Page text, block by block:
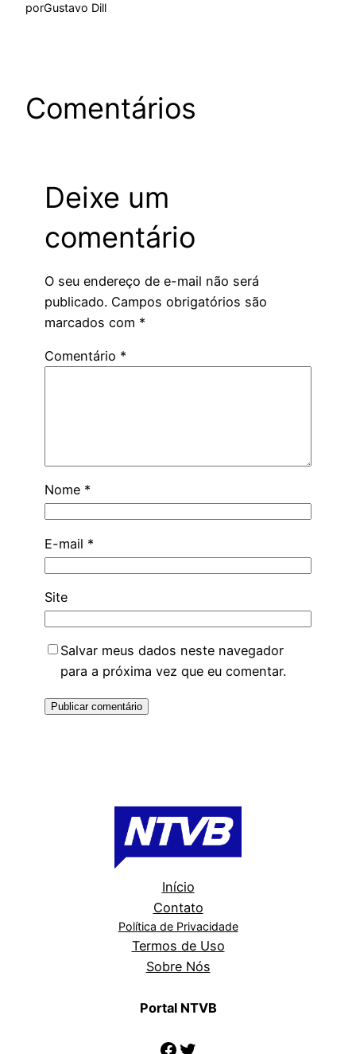
porGustavo Dill
Comentários
Deixe um
comentário
O seu endereço de e-mail não será
publicado. Campos obrigatórios são
marcados com *
Comentário *
Nome *
E-mail *
Site
Salvar meus dados neste navegador
para a próxima vez que eu comentar.
Início
Contato
Política de Privacidade
Termos de Uso
Sobre Nós
Portal NTVB
Facebook
Twitter